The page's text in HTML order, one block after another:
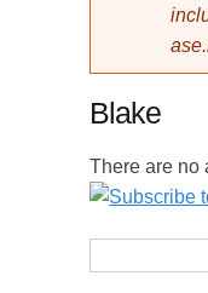
Blake
There are no